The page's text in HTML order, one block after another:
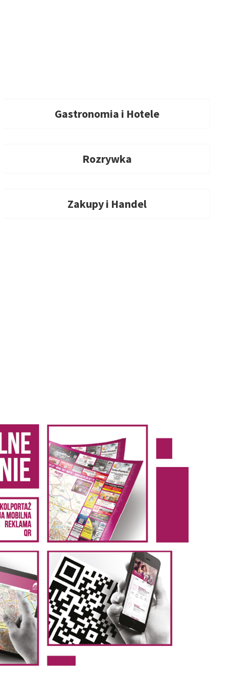
Gastronomia i Hotele
Rozrywka
Zakupy i Handel